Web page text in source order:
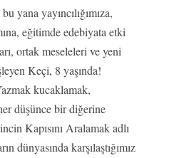
yana yayıncılığımıza,
eğitimde edebiyata etki
ortak meseleleri ve yeni
Keçi, 8 yaşında!
kucaklamak,
düşünce bir diğerine
Kapısını Aralamak adlı
dünyasında karşılaştığımız